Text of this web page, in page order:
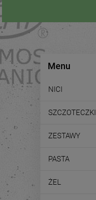
Menu
NICI
SZCZOTECZKI
ZESTAWY
PASTA
ŻEL